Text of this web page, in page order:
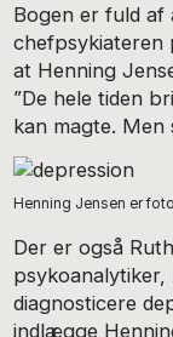
Bogen er fuld af
chefpsykiateren
at Henning
”De hele tiden
kan magte. Men
Henning Jensen er
Der er også
psykoanalytiker,
diagnosticere
indlægge